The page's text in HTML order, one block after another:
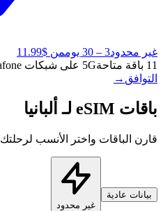
غير محدود3 – 30 يوم
من $11.99
11 باقة متاحة
5G على شبكات One Albania and Vodafone
التوافق →
باقات eSIM لـ ألبانيا
قارن الباقات واختر الأنسب لرحلتك
بيانات عادية
غير محدود